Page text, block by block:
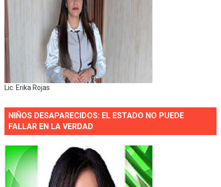
Lic. Erika Rojas
NIÑOS DESAPARECIDOS: EL ESTADO NO PUEDE
FALLAR EN LA VERDAD